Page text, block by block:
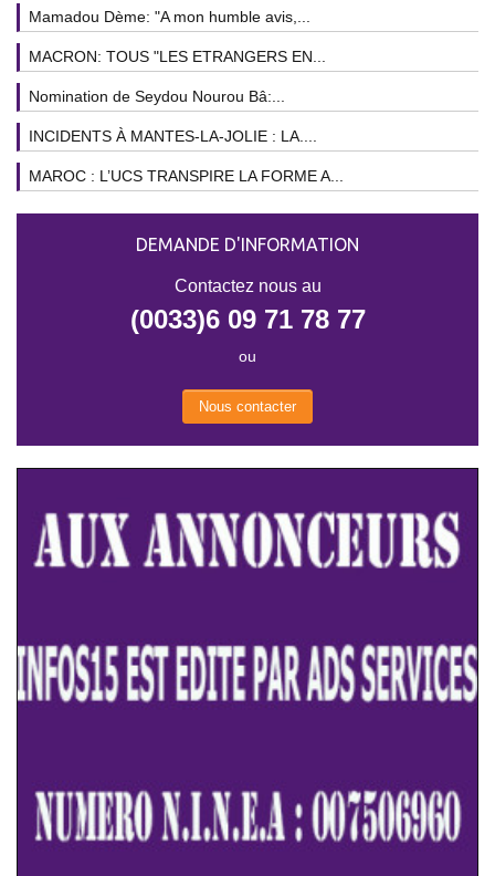
Mamadou Dème: "A mon humble avis,...
MACRON: TOUS "LES ETRANGERS EN...
Nomination de Seydou Nourou Bâ:...
INCIDENTS À MANTES-LA-JOLIE : LA....
MAROC : L’UCS TRANSPIRE LA FORME A...
DEMANDE D'INFORMATION
Contactez nous au
(0033)6 09 71 78 77
ou
Nous contacter